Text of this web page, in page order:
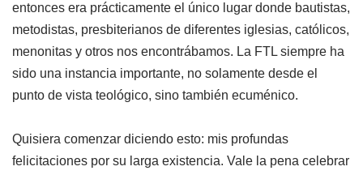
entonces era prácticamente el único lugar donde bautistas,
metodistas, presbiterianos de diferentes iglesias, católicos,
menonitas y otros nos encontrábamos. La FTL siempre ha
sido una instancia importante, no solamente desde el
punto de vista teológico, sino también ecuménico.
Quisiera comenzar diciendo esto: mis profundas
felicitaciones por su larga existencia. Vale la pena celebrar